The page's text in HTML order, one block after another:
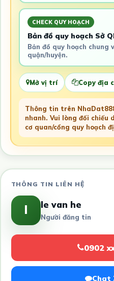
CHECK QUY HOẠCH
Bản đồ quy hoạch Sở
Bản đồ quy hoạch chung
quận/huyện.
Mở vị trí Copy địa
Thông tin trên
nhanh. Vui lòng đối chiếu
cơ quan/cổng quy hoạch
THÔNG TIN LIÊN HỆ
l le van he
Người đăng tin
0902
Chat